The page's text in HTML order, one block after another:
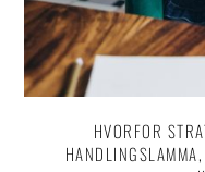
HVORFOR